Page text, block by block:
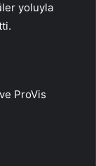
yoluyla
ProVis